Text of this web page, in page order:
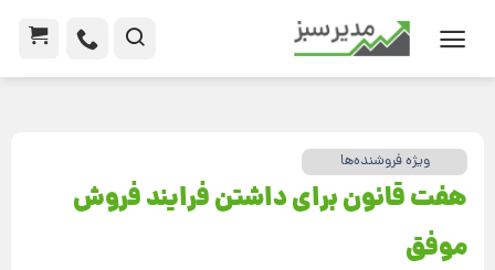
ویژه فروشنده‌ها
هفت قانون برای داشتن فرایند فروش
موفق